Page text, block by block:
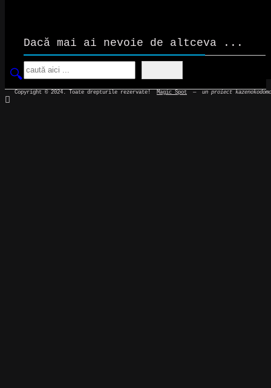
Dacă mai ai nevoie de altceva ...
Copyright © 2024. Toate drepturile rezervate! Magic Spot — un proiect